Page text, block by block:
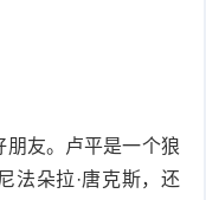
朋友。卢平是一个狼
法朵拉·唐克斯，还